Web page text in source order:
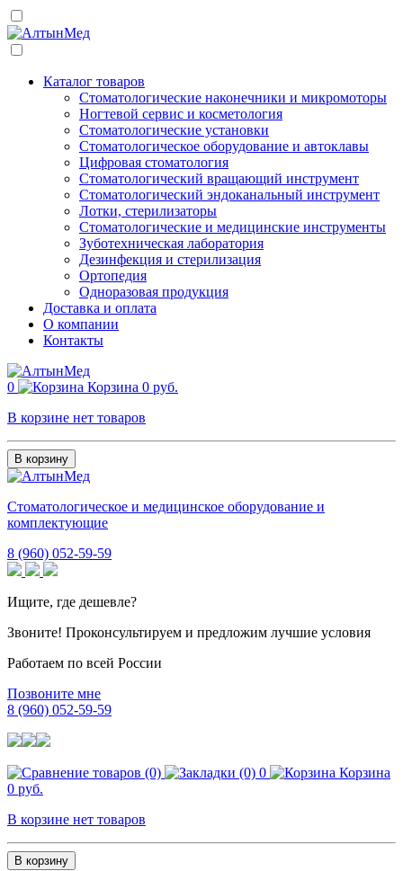
Каталог товаров
Стоматологические наконечники и микромоторы
Ногтевой сервис и косметология
Стоматологические установки
Стоматологическое оборудование и автоклавы
Цифровая стоматология
Стоматологический вращающий инструмент
Стоматологический эндоканальный инструмент
Лотки, стерилизаторы
Стоматологические и медицинские инструменты
Зуботехническая лаборатория
Дезинфекция и стерилизация
Ортопедия
Одноразовая продукция
Доставка и оплата
О компании
Контакты
0 Корзина 0 руб.
В корзине нет товаров
В корзину
Стоматологическое и медицинское оборудование и
комплектующие
8 (960) 052-59-59
Ищите, где дешевле?
Звоните! Проконсультируем и предложим лучшие условия
Работаем по всей России
Позвоните мне
8 (960) 052-59-59
0
Корзина
0 руб.
В корзине нет товаров
В корзину